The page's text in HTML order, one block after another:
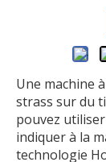
Une machine
strass sur du
pouvez
indiquer à la
technologie